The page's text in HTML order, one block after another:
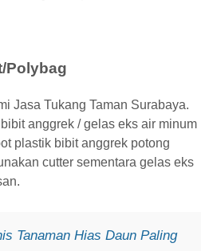
Polybag
Jasa Tukang Taman Surabaya.
anggrek / gelas eks air minum
plastik bibit anggrek potong
cutter sementara gelas eks
Tanaman Hias Daun Paling